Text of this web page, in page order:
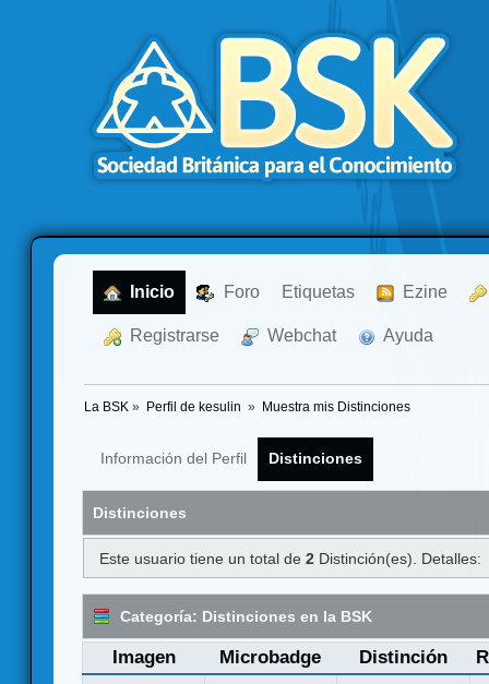
Inicio Foro Etiquetas Ezine
Registrarse Webchat Ayuda
La BSK » Perfil de kesulin » Muestra mis Distinciones
Información del Perfil Distinciones
Distinciones
Este usuario tiene un total de2 Distinción(es). Detalles:
Categoría: Distinciones en la BSK
Imagen Microbadge Distinción